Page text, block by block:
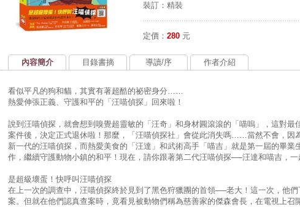
裝訂 ：精裝
定價 ： 280 元
內容簡介 目錄書摘 導讀/序 作者介紹
看似平凡的狗和貓，其實有著超酷的祕密身分……
熱愛伸張正義、守護和平的「汪喵偵探」回來啦！
說到汪喵偵探，就會想到嗅覺超靈敏的「汪奇」和身材圓滾滾的「喵嗚」，這對最
案件後，決定正式退休啦！那麼，「汪喵偵探社」會從此消失嗎……當然不會，因
新一代的汪喵偵探，而熱愛美食的「汪達」和武術高手「喵吉」就是第一屆的畢業
作，繼續守護動物小鎮的和平！現在，請你跟著第二代汪喵偵探──汪達和喵吉，一
是超級壞蛋！快呼叫汪喵偵探
在上一次的調查中，汪喵偵探終於見到了黑色狩獵團的首領──老大！這一次，他
案。但就在他們認真查案時，竟看見被動物們稱為慈善家的傑森會長，在電視上召